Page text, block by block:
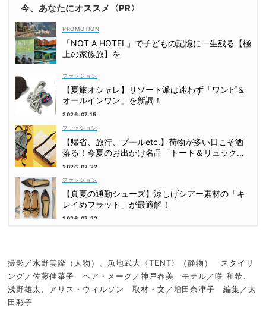
今、あなたにオススメ〈PR〉
「NOT A HOTEL」で子どもの記憶に一生残る【極
上の家族旅】を
ファッション
【夏旅オシャレ】リゾート派は迷わず「ワンピ＆
オールインワン」を新調！
2026.07.15
ファッション
【帰省、旅行、プールetc.】荷物が多い日こそ洒
落る！今夏のお出かけ名品「トート＆リュック」
５選
2026.07.22
ファッション
【真夏の通勤シューズ】涼しげシアー素材の「キ
レイめフラット」が最適解！
2026.07.22
撮影／水野美隆（人物）、魚地武大〈TENT〉（静物） スタイリ
ング／佐藤佳菜子 ヘア・メーク／神戸春美 モデル／咲 和希、
浅野雄太、アリス・ウィルソン 取材・文／増田奈津子 編集／太
田彩子